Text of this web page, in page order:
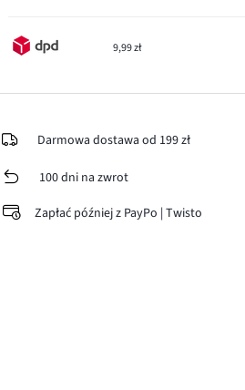
9,99 zł
Darmowa dostawa od 199 zł
100 dni na zwrot
Zapłać później z PayPo | Twisto